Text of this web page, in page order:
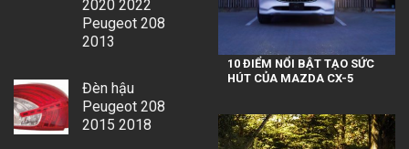
2020 2022
Peugeot 208
2013
Đèn hậu
Peugeot 208
2015 2018
10 ĐIỂM NỔI BẬT TẠO SỨC
HÚT CỦA MAZDA CX-5